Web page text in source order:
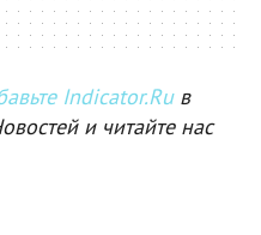
Indicator.Ruв
и читайте нас